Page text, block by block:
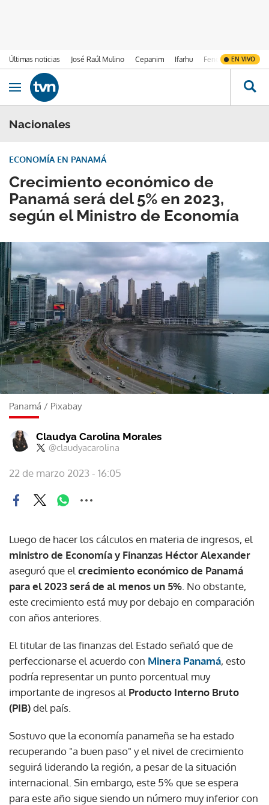
Últimas noticias José Raúl Mulino Cepanim Ifarhu Fenómeno de El
EN VIVO
Ir al contenido
Obrir navegació
Nacionales
Crecimiento económico de
Panamá será del 5% en 2023,
según el Ministro de Economía
ECONOMÍA EN PANAMÁ
Panamá / Pixabay
Claudya Carolina Morales
@claudyacarolina
22 de marzo 2023 - 16:05
Luego de hacer los cálculos en materia de ingresos, el
ministro de Economía y Finanzas Héctor Alexander
aseguró que el crecimiento económico de Panamá
para el 2023 será de al menos un 5% . No obstante,
este crecimiento está muy por debajo en comparación
con años anteriores.
El titular de las finanzas del Estado señaló que de
perfeccionarse el acuerdo con Minera Panamá, esto
podría representar un punto porcentual muy
importante de ingresos al Producto Interno Bruto
(PIB)del país.
Sostuvo que la economía panameña se ha estado
recuperando "a buen paso" y el nivel de crecimiento
seguirá liderando la región, a pesar de la situación
internacional. Sin embargo, este 5% que se espera
para este año sigue siendo un número muy inferior con